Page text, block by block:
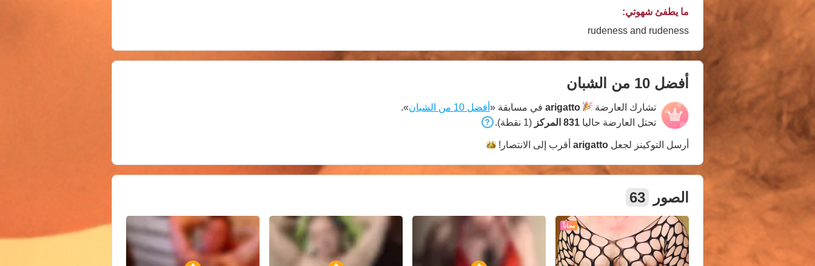
ما يطفئ شهوتي:
rudeness and rudeness
أفضل 10 من الشبان
تشارك العارضة arigatto في مسابقة « أفضل 10 من الشبان
».
تحتل العارضة حاليا 831 المركز (1 نقطة).
أرسل التوكينز لجعل arigatto أقرب إلى الانتصار!
الصور 63
مجاناً